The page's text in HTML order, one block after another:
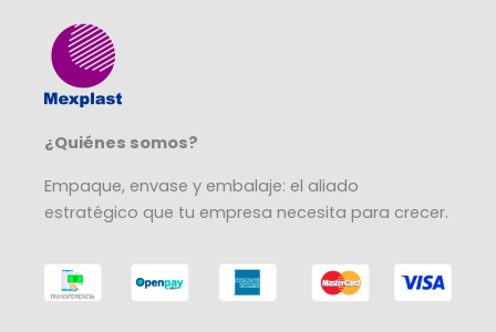
¿Quiénes somos?
Empaque, envase y embalaje: el aliado
estratégico que tu empresa necesita para crecer.